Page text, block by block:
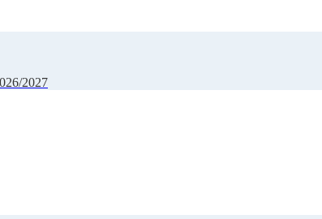
2027